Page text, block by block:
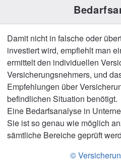
Damit nicht in falsche oder
investiert wird, empfiehlt man
ermittelt den individuellen
Versicherungsnehmers, und
Empfehlungen über
befindlichen Situation benötigt.
Eine Bedarfsanalyse in
Sie ist so genau wie möglich
sämtliche Bereiche geprüft
©